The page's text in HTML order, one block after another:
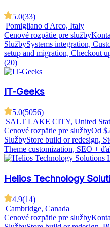
5.0(33)
|Pomigliano d'Arco, Italy
Cenové rozpätie pre služby
SlužbySystems integration,
setup and migration, Checkout
(20)
IT-Geeks
5.0(5056)
|SALT LAKE CITY, United
Cenové rozpätie pre službyOd
SlužbyStore build or redesign,
Theme customization, SEO +
Helios Technology
4.9(14)
|Cambridge, Canada
Cenové rozpätie pre služby